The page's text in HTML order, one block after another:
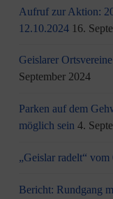
Aufruf zur Aktion:
12.10.2024 16.
Geislarer
September 2024
Parken auf dem
möglich sein 4.
„Geislar radelt“
Bericht: Rundgang